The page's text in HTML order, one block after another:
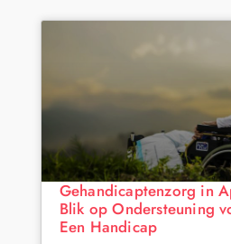
Gehandicaptenzorg in
Blik op Ondersteuning
Een Handicap